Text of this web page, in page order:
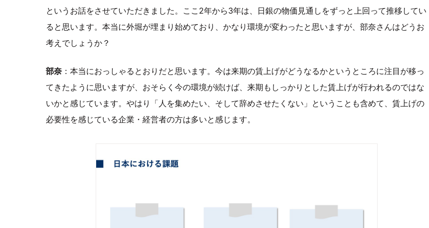
というお話をさせていただきました。ここ2年から3年は、日銀の物価見通しをずっと上回って推移してい
ると思います。本当に外堀が埋まり始めており、かなり環境が変わったと思いますが、部奈さんはどうお
考えでしょうか？
部奈：本当におっしゃるとおりだと思います。今は来期の賃上げがどうなるかというところに注目が移っ
てきたように思いますが、おそらく今の環境が続けば、来期もしっかりとした賃上げが行われるのではな
いかと感じています。やはり「人を集めたい、そして辞めさせたくない」ということも含めて、賃上げの
必要性を感じている企業・経営者の方は多いと感じます。